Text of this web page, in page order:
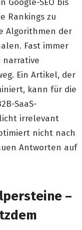
Google-SEO bis
Rankings zu
Algorithmen der
Fast immer
narrative
Ein Artikel, der
kann für die
SaaS-
irrelevant
nicht nach
Antworten auf
–